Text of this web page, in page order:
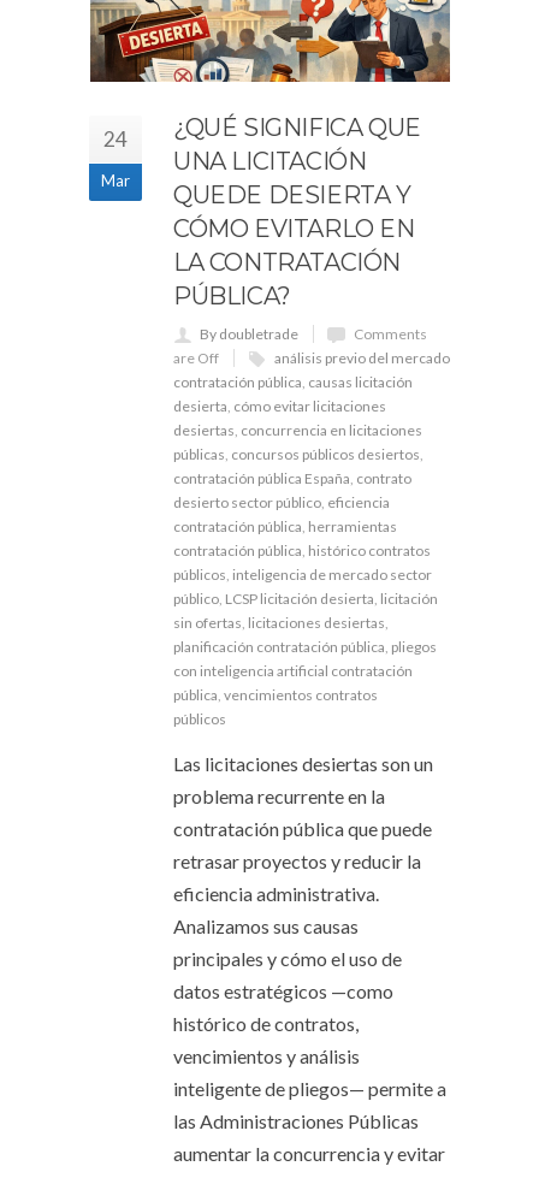
24
Mar
¿QUÉ SIGNIFICA QUE
UNA LICITACIÓN
QUEDE DESIERTA Y
CÓMO EVITARLO EN
LA CONTRATACIÓN
PÚBLICA?
By doubletrade
Comments
are Off
análisis previo del mercado
contratación pública, causas licitación
desierta, cómo evitar licitaciones
desiertas, concurrencia en licitaciones
públicas, concursos públicos desiertos,
contratación pública España, contrato
desierto sector público, eficiencia
contratación pública, herramientas
contratación pública, histórico contratos
públicos, inteligencia de mercado sector
público, LCSP licitación desierta, licitación
sin ofertas, licitaciones desiertas,
planificación contratación pública, pliegos
con inteligencia artificial contratación
pública, vencimientos contratos
públicos
Las licitaciones desiertas son un
problema recurrente en la
contratación pública que puede
retrasar proyectos y reducir la
eficiencia administrativa.
Analizamos sus causas
principales y cómo el uso de
datos estratégicos —como
histórico de contratos,
vencimientos y análisis
inteligente de pliegos— permite a
las Administraciones Públicas
aumentar la concurrencia y evitar